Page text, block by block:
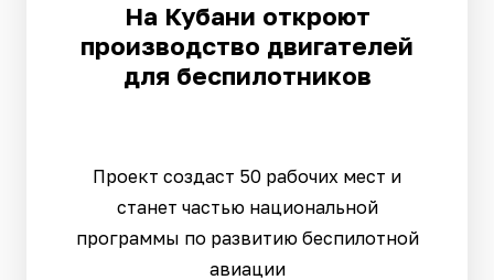
На Кубани откроют
производство двигателей
для беспилотников
Проект создаст 50 рабочих мест и
станет частью национальной
программы по развитию беспилотной
авиации